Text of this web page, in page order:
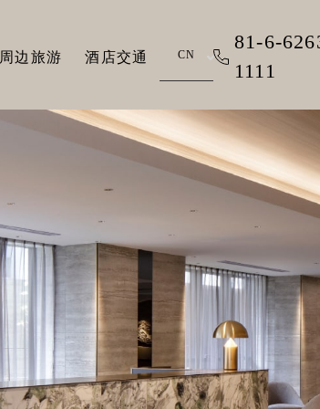
周边旅游 酒店交通 CN
81-6-
1111